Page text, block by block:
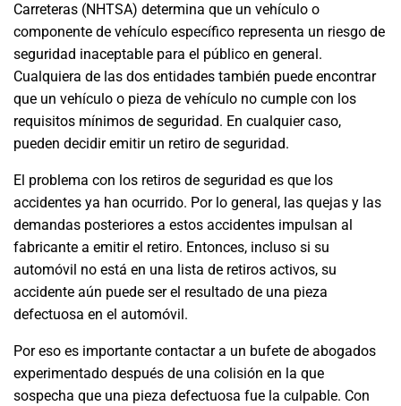
Carreteras (NHTSA) determina que un vehículo o
componente de vehículo específico representa un riesgo de
seguridad inaceptable para el público en general.
Cualquiera de las dos entidades también puede encontrar
que un vehículo o pieza de vehículo no cumple con los
requisitos mínimos de seguridad. En cualquier caso,
pueden decidir emitir un retiro de seguridad.
El problema con los retiros de seguridad es que los
accidentes ya han ocurrido. Por lo general, las quejas y las
demandas posteriores a estos accidentes impulsan al
fabricante a emitir el retiro. Entonces, incluso si su
automóvil no está en una lista de retiros activos, su
accidente aún puede ser el resultado de una pieza
defectuosa en el automóvil.
Por eso es importante contactar a un bufete de abogados
experimentado después de una colisión en la que
sospecha que una pieza defectuosa fue la culpable. Con